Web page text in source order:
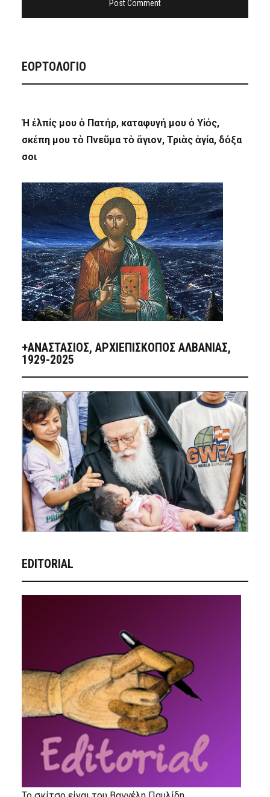
ΕΟΡΤΟΛΟΓΙΟ
Ἡ ἐλπίς μου ὁ Πατήρ, καταφυγή μου ὁ Υἱός,
σκέπη μου τὸ Πνεῦμα τὸ ἅγιον, Τριὰς ἁγία, δόξα
σοι
+ΑΝΑΣΤΆΣΙΟΣ, ΑΡΧΙΕΠΊΣΚΟΠΟΣ ΑΛΒΑΝΊΑΣ,
1929-2025
EDITORIAL